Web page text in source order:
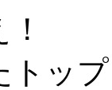
トッ